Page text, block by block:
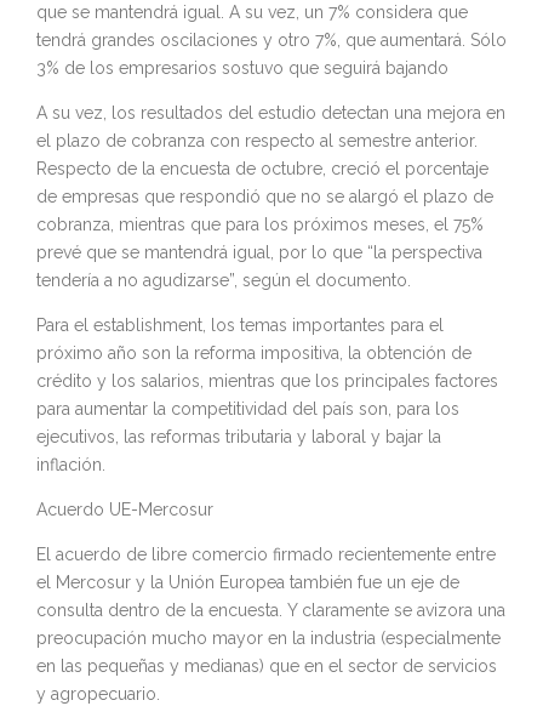
que se mantendrá igual. A su vez, un 7% considera que
tendrá grandes oscilaciones y otro 7%, que aumentará. Sólo
3% de los empresarios sostuvo que seguirá bajando
A su vez, los resultados del estudio detectan una mejora en
el plazo de cobranza con respecto al semestre anterior.
Respecto de la encuesta de octubre, creció el porcentaje
de empresas que respondió que no se alargó el plazo de
cobranza, mientras que para los próximos meses, el 75%
prevé que se mantendrá igual, por lo que “la perspectiva
tendería a no agudizarse”, según el documento.
Para el establishment, los temas importantes para el
próximo año son la reforma impositiva, la obtención de
crédito y los salarios, mientras que los principales factores
para aumentar la competitividad del país son, para los
ejecutivos, las reformas tributaria y laboral y bajar la
inflación.
Acuerdo UE-Mercosur
El acuerdo de libre comercio firmado recientemente entre
el Mercosur y la Unión Europea también fue un eje de
consulta dentro de la encuesta. Y claramente se avizora una
preocupación mucho mayor en la industria (especialmente
en las pequeñas y medianas) que en el sector de servicios
y agropecuario.